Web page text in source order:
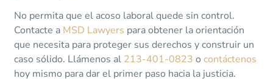
No permita que el acoso laboral quede sin control.
Contacte a MSD Lawyers para obtener la orientación
que necesita para proteger sus derechos y construir un
caso sólido. Llámenos al 213-401-0823 ocontáctenos
hoy mismo para dar el primer paso hacia la justicia.